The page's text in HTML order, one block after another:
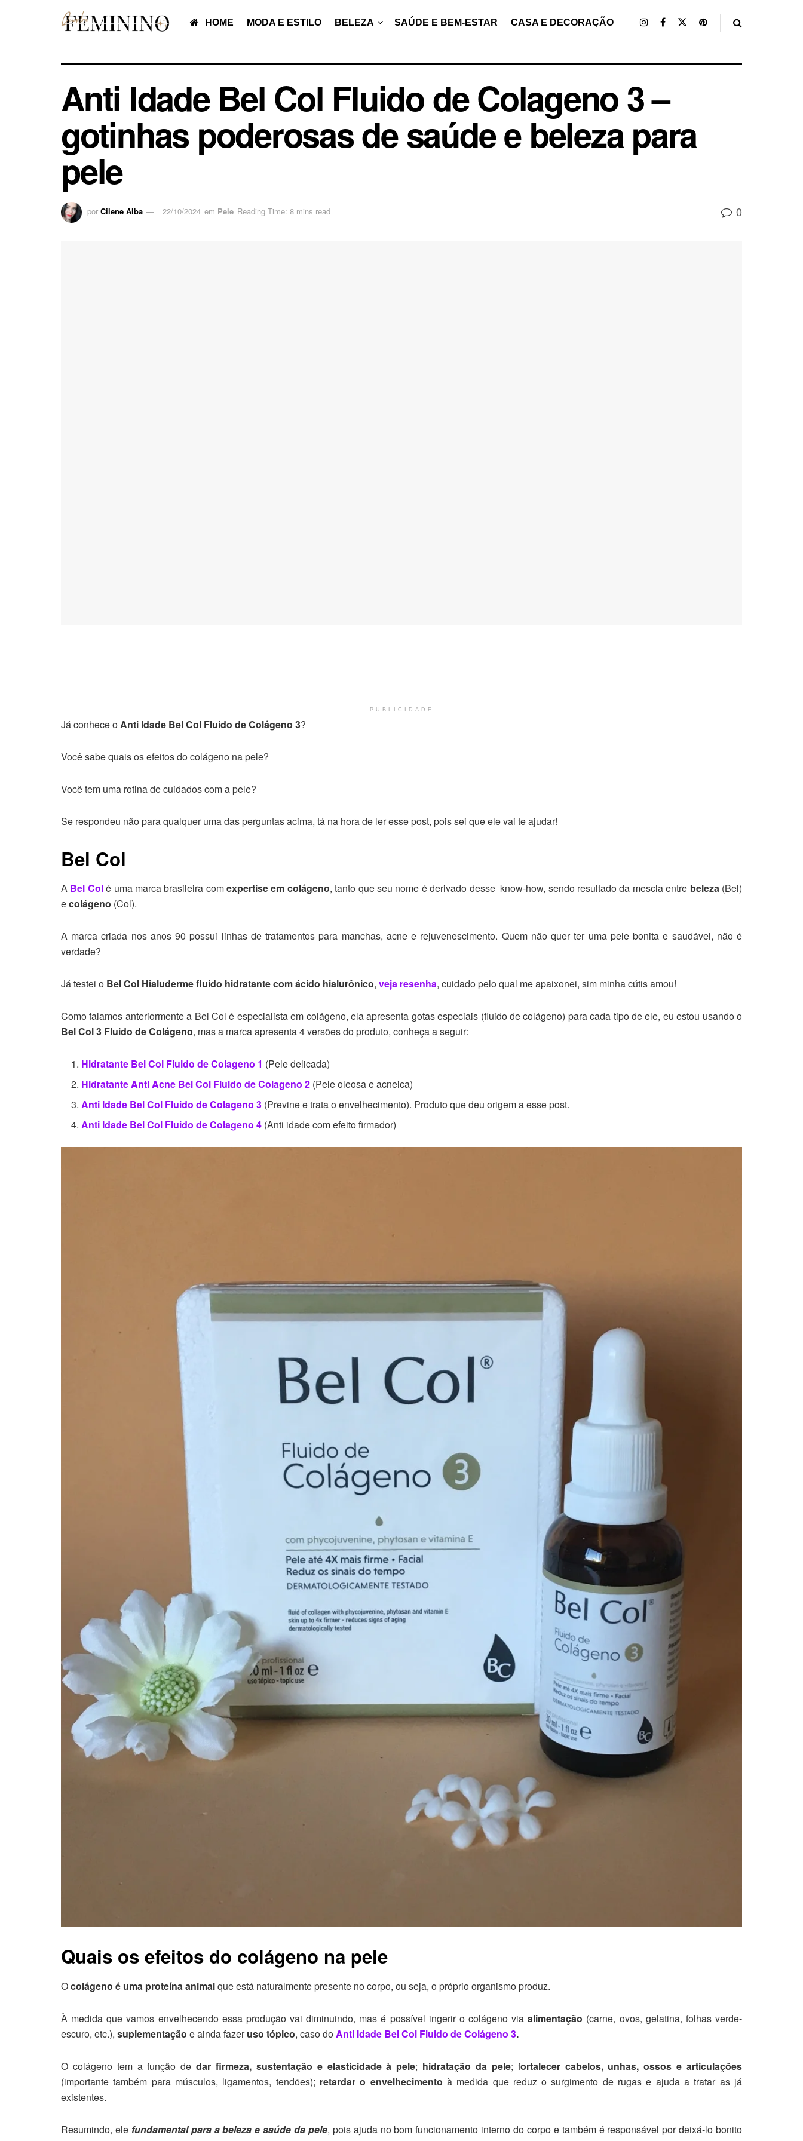
HOME MODA E ESTILO BELEZA SAÚDE E BEM-ESTAR CASA E DECORAÇÃO
Anti Idade Bel Col Fluido de Colageno 3 –
gotinhas poderosas de saúde e beleza para
pele
por Cilene Alba 22/10/2024 em Pele Reading Time: 8 mins read 0
PUBLICIDADE
Já conhece oAnti Idade Bel Col Fluido de Colágeno 3?
Você sabe quais os efeitos do colágeno na pele?
Você tem uma rotina de cuidados com a pele?
Se respondeu não para qualquer uma das perguntas acima, tá na hora de ler esse post, pois sei que ele vai te ajudar!
Bel Col
A Bel Colé uma marca brasileira comexpertise em colágeno, tanto que seu nome é derivado desse know-how, sendo resultado da mescla entre beleza(Bel)
ecolágeno (Col).
A marca criada nos anos 90 possui linhas de tratamentos para manchas, acne e rejuvenescimento. Quem não quer ter uma pele bonita e saudável, não é
verdade?
Já testei o Bel Col Hialuderme fluido hidratante com ácido hialurônico, veja resenha, cuidado pelo qual me apaixonei, sim minha cútis amou!
Como falamos anteriormente a Bel Col é especialista em colágeno, ela apresenta gotas especiais (fluido de colágeno) para cada tipo de ele, eu estou usando o
Bel Col 3 Fluido de Colágeno, mas a marca apresenta 4 versões do produto, conheça a seguir:
Hidratante Bel Col Fluido de Colageno 1 (Pele delicada)
Hidratante Anti Acne Bel Col Fluido de Colageno 2 (Pele oleosa e acneica)
Anti Idade Bel Col Fluido de Colageno 3 (Previne e trata o envelhecimento). Produto que deu origem a esse post.
Anti Idade Bel Col Fluido de Colageno 4 (Anti idade com efeito firmador)
Quais os efeitos do colágeno na pele
Ocolágeno é uma proteína animalque está naturalmente presente no corpo, ou seja, o próprio organismo produz.
À medida que vamos envelhecendo essa produção vai diminuindo, mas é possível ingerir o colágeno viaalimentação (carne, ovos, gelatina, folhas verde-
escuro, etc.), suplementação e ainda fazeruso tópico, caso do Anti Idade Bel Col Fluido de Colágeno 3.
O colágeno tem a função dedar firmeza, sustentação e elasticidade à pele; hidratação da pele; fortalecer cabelos, unhas, ossos e articulações
(importante também para músculos, ligamentos, tendões); retardar o envelhecimento à medida que reduz o surgimento de rugas e ajuda a tratar as já
existentes.
Resumindo, ele fundamental para a beleza e saúde da pele, pois ajuda no bom funcionamento interno do corpo e também é responsável por deixá-lo bonito